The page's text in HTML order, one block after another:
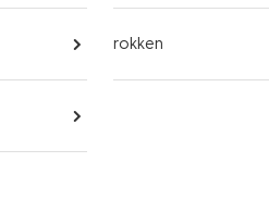
rokken